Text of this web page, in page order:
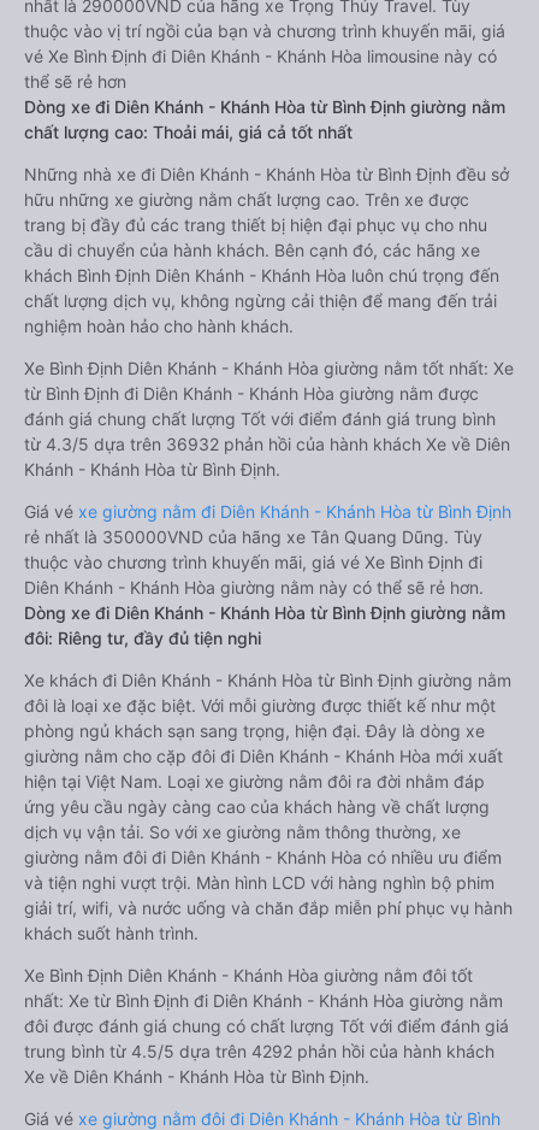
nhất là 290000VND của hãng xe Trọng Thủy Travel. Tùy
thuộc vào vị trí ngồi của bạn và chương trình khuyến mãi, giá
vé Xe Bình Định đi Diên Khánh - Khánh Hòa limousine này có
thể sẽ rẻ hơn
Dòng xe đi Diên Khánh - Khánh Hòa từ Bình Định giường nằm
chất lượng cao: Thoải mái, giá cả tốt nhất
Những nhà xe đi Diên Khánh - Khánh Hòa từ Bình Định đều sở
hữu những xe giường nằm chất lượng cao. Trên xe được
trang bị đầy đủ các trang thiết bị hiện đại phục vụ cho nhu
cầu di chuyển của hành khách. Bên cạnh đó, các hãng xe
khách Bình Định Diên Khánh - Khánh Hòa luôn chú trọng đến
chất lượng dịch vụ, không ngừng cải thiện để mang đến trải
nghiệm hoàn hảo cho hành khách.
Xe Bình Định Diên Khánh - Khánh Hòa giường nằm tốt nhất: Xe
từ Bình Định đi Diên Khánh - Khánh Hòa giường nằm được
đánh giá chung chất lượng Tốt với điểm đánh giá trung bình
từ 4.3/5 dựa trên 36932 phản hồi của hành khách Xe về Diên
Khánh - Khánh Hòa từ Bình Định.
Giá vé xe giường nằm đi Diên Khánh - Khánh Hòa từ Bình Định
rẻ nhất là 350000VND của hãng xe Tân Quang Dũng. Tùy
thuộc vào chương trình khuyến mãi, giá vé Xe Bình Định đi
Diên Khánh - Khánh Hòa giường nằm này có thể sẽ rẻ hơn.
Dòng xe đi Diên Khánh - Khánh Hòa từ Bình Định giường nằm
đôi: Riêng tư, đầy đủ tiện nghi
Xe khách đi Diên Khánh - Khánh Hòa từ Bình Định giường nằm
đôi là loại xe đặc biệt. Với mỗi giường được thiết kế như một
phòng ngủ khách sạn sang trọng, hiện đại. Đây là dòng xe
giường nằm cho cặp đôi đi Diên Khánh - Khánh Hòa mới xuất
hiện tại Việt Nam. Loại xe giường nằm đôi ra đời nhằm đáp
ứng yêu cầu ngày càng cao của khách hàng về chất lượng
dịch vụ vận tải. So với xe giường nằm thông thường, xe
giường nằm đôi đi Diên Khánh - Khánh Hòa có nhiều ưu điểm
và tiện nghi vượt trội. Màn hình LCD với hàng nghìn bộ phim
giải trí, wifi, và nước uống và chăn đắp miễn phí phục vụ hành
khách suốt hành trình.
Xe Bình Định Diên Khánh - Khánh Hòa giường nằm đôi tốt
nhất: Xe từ Bình Định đi Diên Khánh - Khánh Hòa giường nằm
đôi được đánh giá chung có chất lượng Tốt với điểm đánh giá
trung bình từ 4.5/5 dựa trên 4292 phản hồi của hành khách
Xe về Diên Khánh - Khánh Hòa từ Bình Định.
Giá vé xe giường nằm đôi đi Diên Khánh - Khánh Hòa từ Bình